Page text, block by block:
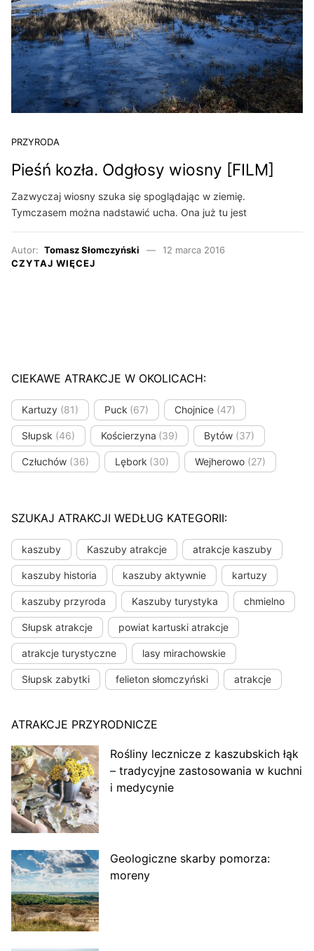
PRZYRODA
Pieśń kozła. Odgłosy wiosny [FILM]
Zazwyczaj wiosny szuka się spoglądając w ziemię.
Tymczasem można nadstawić ucha. Ona już tu jest
Autor: Tomasz Słomczyński
12 marca 2016
CZYTAJ WIĘCEJ
CIEKAWE ATRAKCJE W OKOLICACH:
Kartuzy (81) Puck (67) Chojnice (47)
Słupsk (46) Kościerzyna (39) Bytów (37)
Człuchów (36) Lębork (30) Wejherowo (27)
SZUKAJ ATRAKCJI WEDŁUG KATEGORII:
kaszuby Kaszuby atrakcje atrakcje kaszuby
kaszuby historia kaszuby aktywnie kartuzy
kaszuby przyroda Kaszuby turystyka chmielno
Słupsk atrakcje powiat kartuski atrakcje
atrakcje turystyczne lasy mirachowskie
Słupsk zabytki felieton słomczyński atrakcje
ATRAKCJE PRZYRODNICZE
Rośliny lecznicze z kaszubskich łąk
– tradycyjne zastosowania w kuchni
i medycynie
Geologiczne skarby pomorza:
moreny